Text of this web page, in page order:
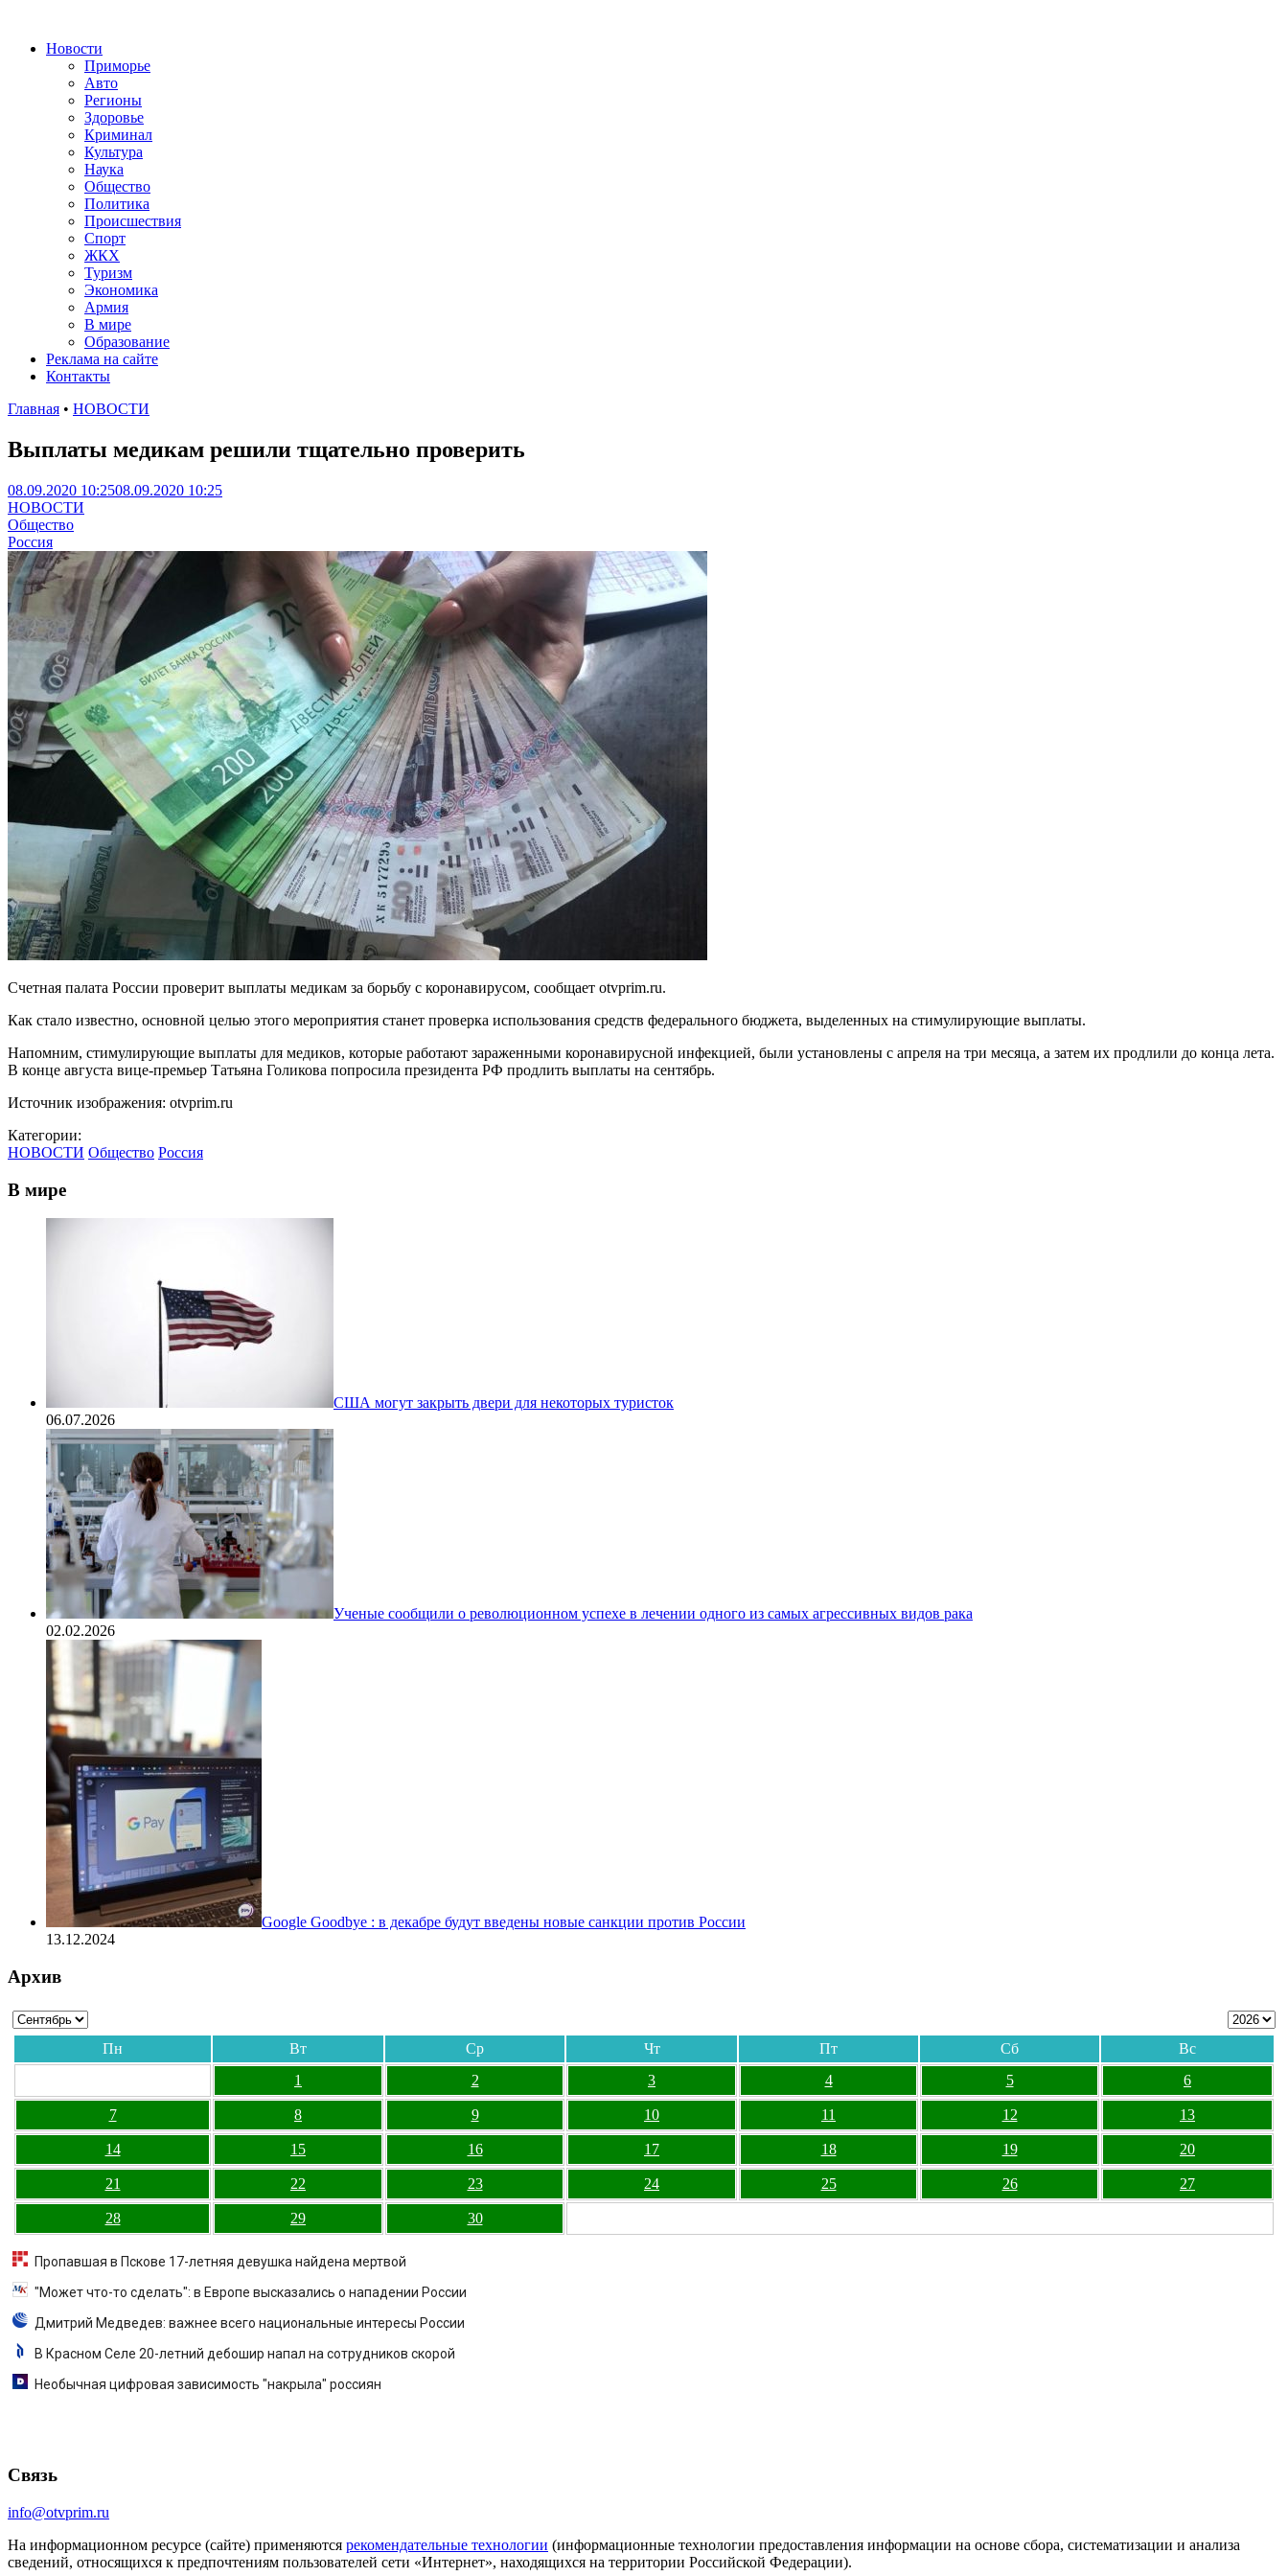
Новости
Приморье
Авто
Регионы
Здоровье
Криминал
Культура
Наука
Общество
Политика
Происшествия
Спорт
ЖКХ
Туризм
Экономика
Армия
В мире
Образование
Реклама на сайте
Контакты
Главная • НОВОСТИ
Выплаты медикам решили тщательно проверить
08.09.2020 10:2508.09.2020 10:25
НОВОСТИ
Общество
Россия
Счетная палата России проверит выплаты медикам за борьбу с коронавирусом, сообщает otvprim.ru.
Как стало известно, основной целью этого мероприятия станет проверка использования средств федерального бюджета, выделенных на стимулирующие выплаты.
Напомним, стимулирующие выплаты для медиков, которые работают зараженными коронавирусной инфекцией, были установлены с апреля на три месяца, а затем их продлили до конца лета.
В конце августа вице-премьер Татьяна Голикова попросила президента РФ продлить выплаты на сентябрь.
Источник изображения: otvprim.ru
Категории:
НОВОСТИ Общество Россия
В мире
США могут закрыть двери для некоторых туристок
06.07.2026
Ученые сообщили о революционном успехе в лечении одного из самых агрессивных видов рака
02.02.2026
Google Goodbye : в декабре будут введены новые санкции против России
13.12.2024
Архив
Пн Вт Ср Чт Пт Сб
Вс
1
2 3 4 5 6
7 8 9 10 11 12 13
14 15 16 17 18 19 20
21 22 23 24 25 26 27
28 29 30
Пропавшая в Пскове 17-летняя девушка найдена мертвой
"Может что-то сделать": в Европе высказались о нападении России
Дмитрий Медведев: важнее всего национальные интересы России
В Красном Селе 20-летний дебошир напал на сотрудников скорой
Необычная цифровая зависимость "накрыла" россиян
Связь
info@otvprim.ru
На информационном ресурсе (сайте) применяются рекомендательные технологии (информационные технологии предоставления информации на основе сбора, систематизации и анализа
сведений, относящихся к предпочтениям пользователей сети «Интернет», находящихся на территории Российской Федерации).